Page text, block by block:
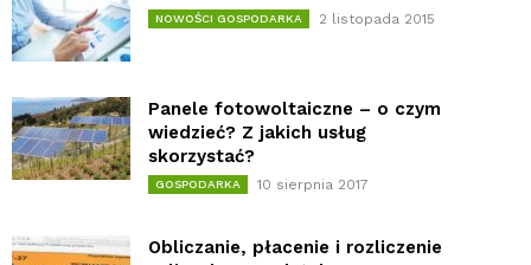
NOWOŚCI GOSPODARKA 2 listopada 2015
Panele fotowoltaiczne – o czym
wiedzieć? Z jakich usług
skorzystać?
GOSPODARKA 10 sierpnia 2017
Obliczanie, płacenie i rozliczenie